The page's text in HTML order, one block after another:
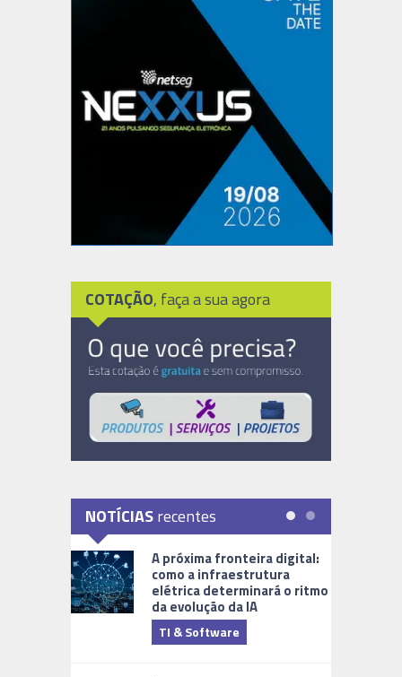
COTAÇÃO, faça a sua agora
NOTÍCIASrecentes
A próxima fronteira digital:
como a infraestrutura
elétrica determinará o ritmo
da evolução da IA
TI & Software